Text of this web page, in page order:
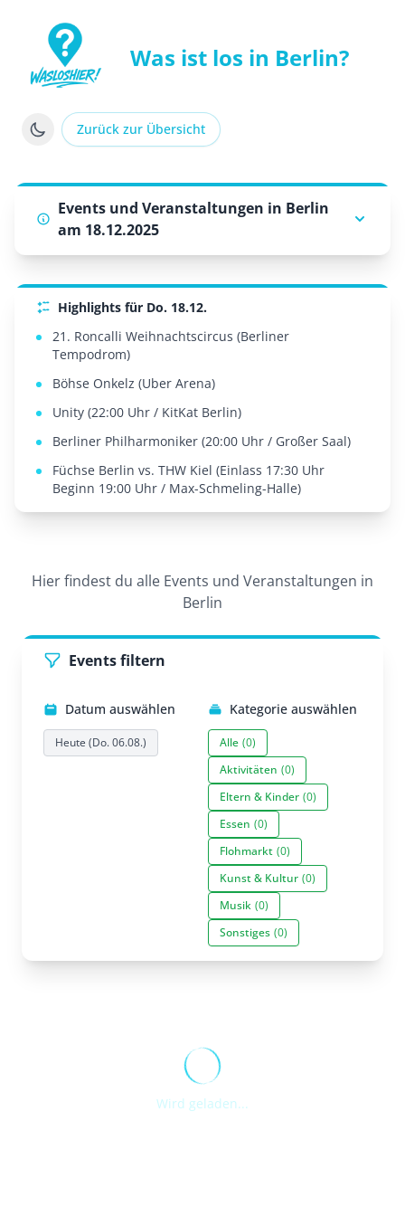
WasLosHier - Dein Portal für Events und
Was ist los in Berlin?
Zurück zur Übersicht
Events und Veranstaltungen in Berlin
am 18.12.2025
Highlights für Do. 18.12.
21. Roncalli Weihnachtscircus (Berliner
Tempodrom)
Böhse Onkelz (Uber Arena)
Unity (22:00 Uhr / KitKat Berlin)
Berliner Philharmoniker (20:00 Uhr / Großer Saal)
Füchse Berlin vs. THW Kiel (Einlass 17:30 Uhr
Beginn 19:00 Uhr / Max-Schmeling-Halle)
Hier findest du alle Events und Veranstaltungen in
Berlin
Events filtern
Datum auswählen
Heute (Do. 06.08.)
Kategorie auswählen
Alle (0)
Aktivitäten (0)
Eltern & Kinder (0)
Essen (0)
Flohmarkt (0)
Kunst & Kultur (0)
Musik (0)
Sonstiges (0)
Wird geladen...